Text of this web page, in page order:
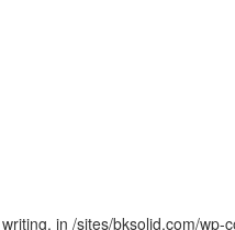
in /sites/bksolid.com/